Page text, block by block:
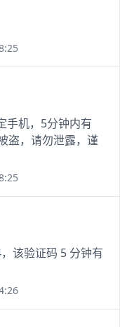
手机，5分钟内有
盗，请勿泄露，谨
该验证码 5 分钟有